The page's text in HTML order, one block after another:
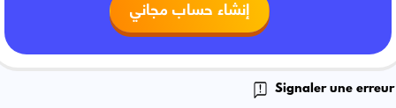
إنشاء حساب مجاني
Signaler une erreur